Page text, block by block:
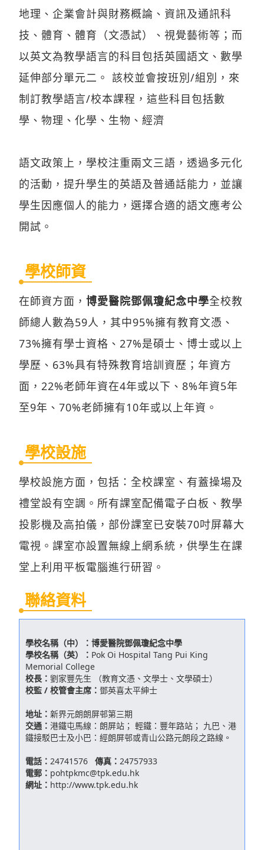
地理、企業會計與財務概論、資訊及通訊科
技、體育、體育（文憑試）、視覺藝術等；而
以英文為教學語言的科目包括英國語文、數學
延伸部分單元二。 該校並會按班別/組別，來
制訂教學語言/校本課程，這些科目包括數
學、物理、化學、生物、經濟
語文政策上，學校注重兩文三語，透過多元化
的活動，提升學生的英語及普通話能力，並讓
學生因應個人的能力，選擇合適的語文應考公
開試。
學校師資
在師資方面， 博愛醫院鄧佩瓊紀念中學全校教
師總人數為59人，其中95%擁有教育文憑、
73%擁有學士資格、27%是碩士、博士或以上
學歷、63%具有特殊教育培訓資歷；年資方
面，22%老師年資在4年或以下、8%年資5年
至9年、70%老師擁有10年或以上年資。
學校設施
學校設施方面，包括：全校課室、有蓋操場及
禮堂設有空調。所有課室配備電子白板、教學
投影機及高拍儀，部份課室已安裝70吋屏幕大
電視。課室亦設置無線上網系統，供學生在課
堂上利用平板電腦進行研習。
聯絡資料
學校名稱（中）： 博愛醫院鄧佩瓊紀念中學
學校名稱（英）： Pok Oi Hospital Tang Pui King
Memorial College
校長： 劉家豐先生 （教育文憑、文學士、文學碩士）
校監 / 校管會主席： 鄧英喜太平紳士
地址： 新界元朗朗屏邨第三期
交通： 港鐵屯馬線：朗屏站； 輕鐵：豐年路站； 九巴、港
鐵接駁巴士及小巴：經朗屏邨或青山公路元朗段之路線。
電話： 24741576 傳真： 24757933
電郵： pohtpkmc@tpk.edu.hk
網址： http://www.tpk.edu.hk